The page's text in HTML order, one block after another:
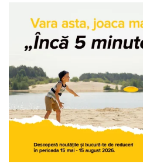
Ceasuri copii
Jocuri de cooperare
Jocuri dezvoltarea imaginatiei
Jocuri geografie
Jocuri invatat limba engleza
Jocuri Origami
Jocuri STEAM